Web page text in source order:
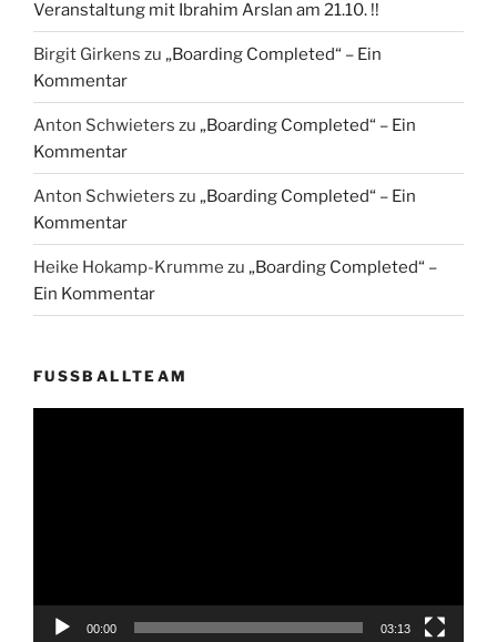
Veranstaltung mit Ibrahim Arslan am 21.10. !!
Birgit Girkens zu „Boarding Completed“ – Ein
Kommentar
Anton Schwieters zu „Boarding Completed“ – Ein
Kommentar
Anton Schwieters zu „Boarding Completed“ – Ein
Kommentar
Heike Hokamp-Krumme zu „Boarding Completed“ –
Ein Kommentar
FUSSBALLTEAM
00:00 03:13